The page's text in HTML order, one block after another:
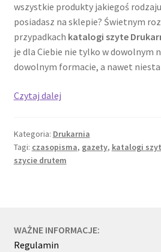
wszystkie produkty jakiegoś
posiadasz na sklepie? Świetnym
przypadkach katalogi szyte
je dla Ciebie nie tylko w dowolnym
dowolnym formacie, a nawet
Czytaj dalejKatalogi
narzędzie
reklamowe
Kategoria: Drukarnia
Tagi: czasopisma, gazety, katalogi
szycie drutem
WAŻNE INFORMACJE:
Regulamin